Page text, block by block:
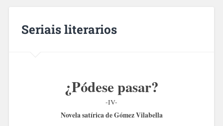
Seriais literarios
¿Pódese pasar?
-IV-
Novela satírica de Gómez Vilabella